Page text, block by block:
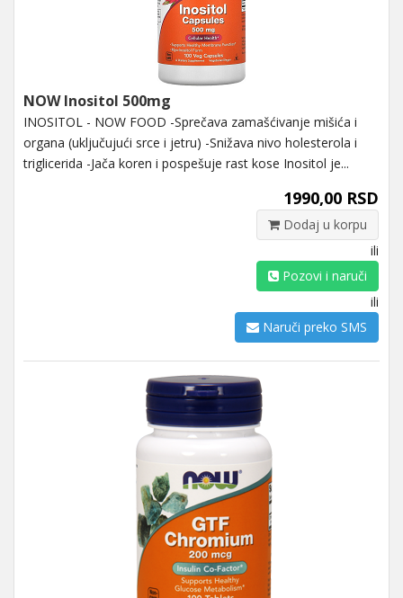
NOW Inositol 500mg
INOSITOL - NOW FOOD -Sprečava zamašćivanje mišića i
organa (uključujući srce i jetru) -Snižava nivo holesterola i
triglicerida -Jača koren i pospešuje rast kose Inositol je...
1990,00 RSD
Dodaj u korpu
ili
Pozovi i naruči
ili
Naruči preko SMS